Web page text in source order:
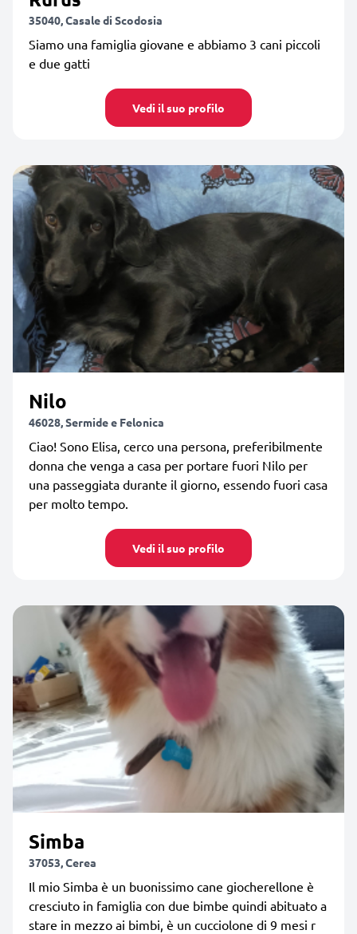
35040, Casale di Scodosia
Siamo una famiglia giovane e abbiamo 3 cani piccoli
e due gatti
Vedi il suo profilo
Nilo
46028, Sermide e Felonica
Ciao! Sono Elisa, cerco una persona, preferibilmente
donna che venga a casa per portare fuori Nilo per
una passeggiata durante il giorno, essendo fuori casa
per molto tempo.
Vedi il suo profilo
Simba
37053, Cerea
Il mio Simba è un buonissimo cane giocherellone è
cresciuto in famiglia con due bimbe quindi abituato a
stare in mezzo ai bimbi, è un cucciolone di 9 mesi r